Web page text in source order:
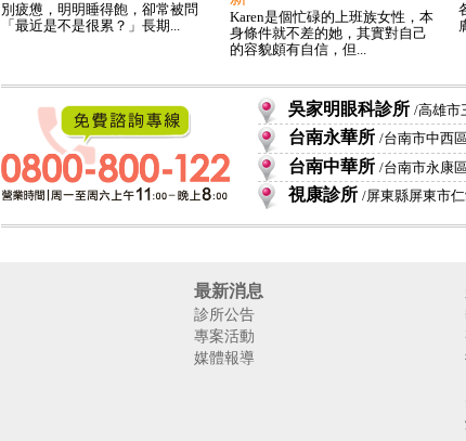
別疲憊，明明睡得飽，卻常被問
「最近是不是很累？」長期...
Karen是個忙碌的上班族女性，本
身條件就不差的她，其實對自己
的容貌頗有自信，但...
吳家明眼科診所 高雄市
台南永華所 台南市中西
台南中華所 台南市永康
視康診所 屏東縣屏東市
最新消息
診所公告
專案活動
媒體報導